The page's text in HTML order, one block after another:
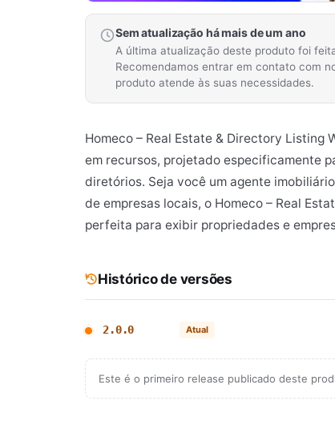
Sem atualização há mais de um ano
A última atualização deste produto foi
Recomendamos entrar em contato com
produto atende às suas necessidades.
Homeco – Real Estate & Directory Listing
em recursos, projetado especificamente
diretórios. Seja você um agente
de empresas locais, o Homeco – Real
perfeita para exibir propriedades e
Histórico de versões
2.0.0 Atual
Este é o primeiro release publicado deste